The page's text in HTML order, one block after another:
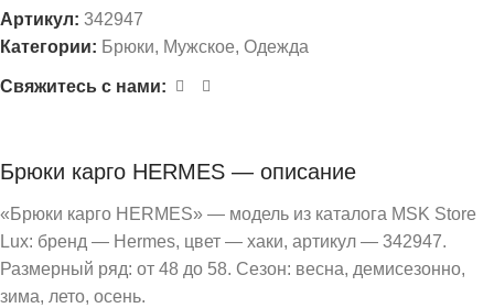
Артикул: 342947
Категории: Брюки, Мужское, Одежда
Свяжитесь с нами:
Брюки карго HERMES — описание
«Брюки карго HERMES» — модель из каталога MSK Store
Lux: бренд — Hermes, цвет — хаки, артикул — 342947.
Размерный ряд: от 48 до 58. Сезон: весна, демисезонно,
зима, лето, осень.